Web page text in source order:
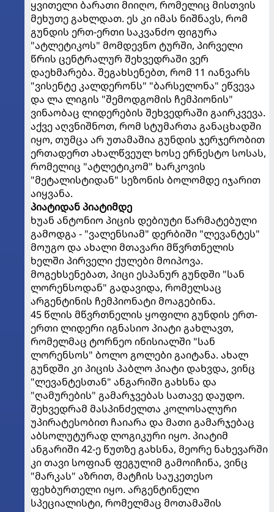
ყვითელი ბარათი მიიღო, რომელიც მისთვის
მეხუთე გახლდათ. ეს კი იმას ნიშნავს, რომ
გუნდის ერთ-ერთი საკვანძო ფიგურა
"ატლეტიკოს" მომდევნო ტურში, პირველი
წრის ცენტრალურ შეხვედრაში ვერ
დაეხმარება. შეგახსენებთ, რომ 11 იანვარს
"ვისენტე კალდერონს" "ბარსელონა" ეწვევა
და ლა ლიგის "შემოდგომის ჩემპიონის"
ვინაობაც ლიდერების შეხვედრაში გაირკვევა.
აქვე აღვნიშნოთ, რომ სტუმართა განაცხადში
იყო, თუმცა არ უთამაშია გუნდის ჯერჯერობით
ერთადერთ ახალწვეულ ხოსე ერნესტო სოსას,
რომელიც "ატლეტიკომ" ხარკოვის
"მეტალისტიდან" სეზონის ბოლომდე იჯარით
აიყვანა.
პიატიდან პიატიმდე
ხუან ანტონიო პიცის დებიუტი წარმატებული
გამოდგა - "ვალენსიამ" დერბიში "ლევანტეს"
მოუგო და ახალი მთავარი მწვრთნელის
ხელში პირველი ქულები მოიპოვა.
მოგეხსენებათ, პიცი ესპანურ გუნდში "სან
ლორენსოდან" გადავიდა, რომელსაც
არგენტინის ჩემპიონატი მოაგებინა.
45 წლის მწვრთნელის ყოფილი გუნდის ერთ-
ერთი ლიდერი იგნასიო პიატი გახლავთ,
რომელმაც ტორნეო ინისიალში "სან
ლორენსოს" ბოლო გოლები გაიტანა. ახალ
გუნდში კი პიცის პაბლო პიატი დახვდა, ვინც
"ლევანტესთან" ანგარიში გახსნა და
"ღამურების" გამარჯვებას სათავე დაუდო.
შეხვედრამ მასპინძელთა კოლოსალური
უპირატესობით ჩაიარა და მათი გამარჯებაც
აბსოლუტურად ლოგიკური იყო. პიატიმ
ანგარიში 42-ე წუთზე გახსნა, მეორე ნახევარში
კი თავი სოფიან ფეგულიმ გამოიჩინა, ვინც
"მარკას" აზრით, მატჩის საუკეთესო
ფეხბურთელი იყო. არგენტინელი
სპეციალისტი, რომელმაც მოთამაშის